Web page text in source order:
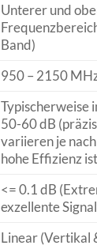
Unterer und
Band)
950 – 2150
Typischerweise
50-60 dB
variieren je
hohe Effizienz
<= 0.1 dB
exzellente
Linear (Vertikal